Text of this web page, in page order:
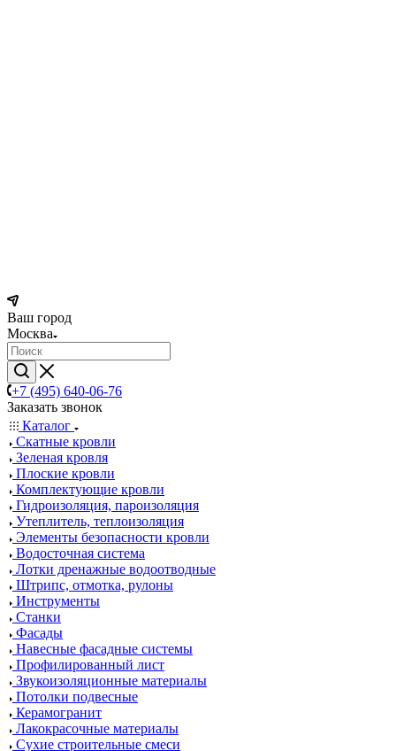
Ваш город
Москва
+7 (495) 640-06-76
Заказать звонок
Каталог
Скатные кровли
Зеленая кровля
Плоские кровли
Комплектующие кровли
Гидроизоляция, пароизоляция
Утеплитель, теплоизоляция
Элементы безопасности кровли
Водосточная система
Лотки дренажные водоотводные
Штрипс, отмотка, рулоны
Инструменты
Станки
Фасады
Навесные фасадные системы
Профилированный лист
Звукоизоляционные материалы
Потолки подвесные
Керамогранит
Лакокрасочные материалы
Сухие строительные смеси